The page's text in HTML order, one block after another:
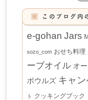
e-gohan Jars
sozo_com おせち料理
ーブオイル オ
ボウルズ キャ
ト クッキングブック